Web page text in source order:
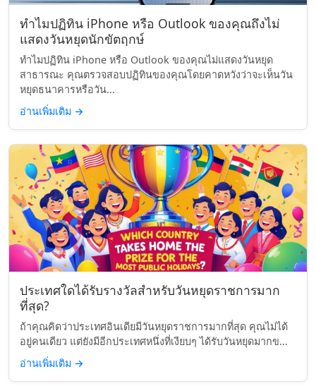
ทำไมปฏิทิน iPhone หรือ Outlook ของคุณถึงไม่
แสดงวันหยุดนักขัตฤกษ์
ทำไมปฏิทิน iPhone หรือ Outlook ของคุณไม่แสดงวันหยุด
สาธารณะ คุณตรวจสอบปฏิทินของคุณโดยคาดหวังว่าจะเห็นวัน
หยุดธนาคารหรือวัน...
อ่านเพิ่มเติม →
ประเทศใดได้รับรางวัลสำหรับวันหยุดราชการมาก
ที่สุด?
ถ้าคุณคิดว่าประเทศอินเดียมีวันหยุดราชการมากที่สุด คุณไม่ได้
อยู่คนเดียว แต่ยังมีอีกประเทศหนึ่งที่เงียบๆ ได้รับวันหยุดมากข...
อ่านเพิ่มเติม →